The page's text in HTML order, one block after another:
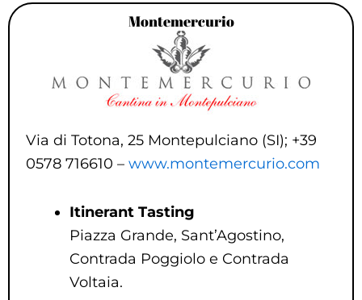
Montemercurio
Via di Totona, 25 Montepulciano (SI); +39
0578 716610 – www.montemercurio.com
Itinerant Tasting
Piazza Grande, Sant’Agostino,
Contrada Poggiolo e Contrada
Voltaia.